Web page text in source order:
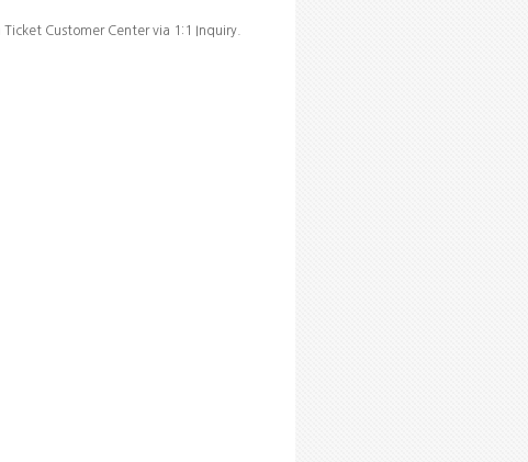
Customer Center via 1:1 Inquiry.